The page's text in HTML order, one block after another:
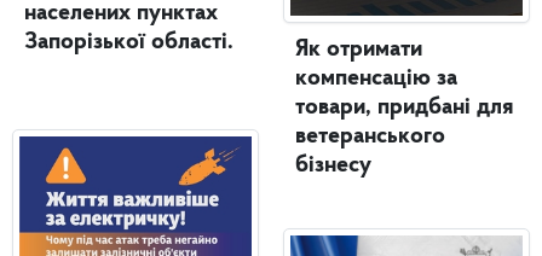
населених пунктах
Запорізької області.
Як отримати
компенсацію за
товари, придбані для
ветеранського
бізнесу